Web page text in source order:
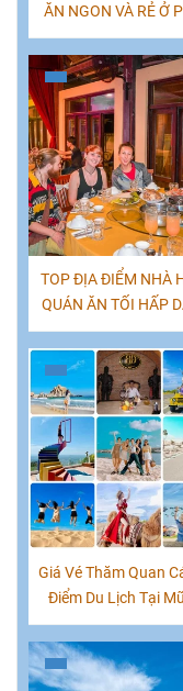
ĂN NGON VÀ RẺ Ở
THIẾT - MŨI NÉ
TOP ĐỊA ĐIỂM NHÀ
QUÁN ĂN TỐI HẤP
MŨI NÉ PHAN
Giá Vé Thăm Quan
Điểm Du Lịch Tại
Phan Thiết Mới